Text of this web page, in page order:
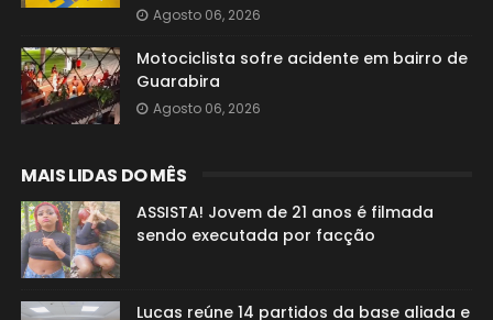
Agosto 06, 2026
Motociclista sofre acidente em bairro de
Guarabira
Agosto 06, 2026
MAIS LIDAS DO MÊS
ASSISTA! Jovem de 21 anos é filmada
sendo executada por facção
Lucas reúne 14 partidos da base aliada e